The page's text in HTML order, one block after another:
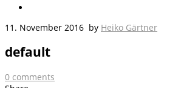
11. November 2016 by Heiko Gärtner
default
0 comments